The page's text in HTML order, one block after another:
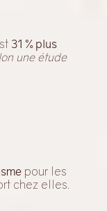
31 % plus
une étude
pour les
chez elles.